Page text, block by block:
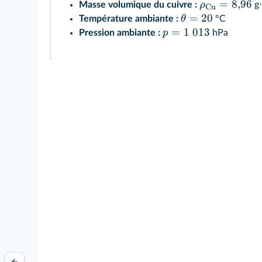
Masse volumique du cuivre : ρCu = 8,96
Température ambiante : θ = 20 °C
Pression ambiante : p = 1 013 hPa